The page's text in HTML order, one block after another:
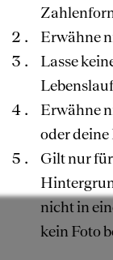
Erwähne
Lasse
Erwähne
oder
Gilt nur
nicht in
kein Foto